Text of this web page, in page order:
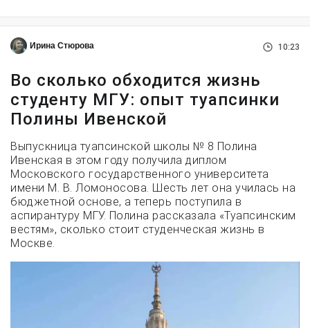
Ирина Стюрова 10:23
Во сколько обходится жизнь
студенту МГУ: опыт туапсинки
Полины Ивенской
Выпускница туапсинской школы № 8 Полина
Ивенская в этом году получила диплом
Московского государственного университета
имени М. В. Ломоносова. Шесть лет она училась на
бюджетной основе, а теперь поступила в
аспирантуру МГУ. Полина рассказала «Туапсинским
вестям», сколько стоит студенческая жизнь в
Москве.